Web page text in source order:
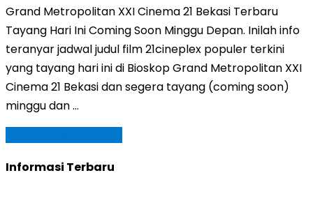
Grand Metropolitan XXI Cinema 21 Bekasi Terbaru
Tayang Hari Ini Coming Soon Minggu Depan. Inilah info
teranyar jadwal judul film 21cineplex populer terkini
yang tayang hari ini di Bioskop Grand Metropolitan XXI
Cinema 21 Bekasi dan segera tayang (coming soon)
minggu dan …
Informasi Terbaru